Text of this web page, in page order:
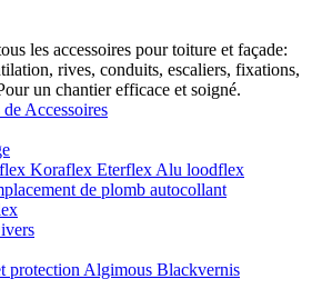
les accessoires pour toiture et façade:
rives, conduits, escaliers, fixations,
un chantier efficace et soigné.
Accessoires
Koraflex Eterflex Alu loodflex
de plomb autocollant
protection Algimous Blackvernis